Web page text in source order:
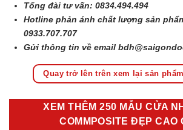
Tổng đài tư vấn: 0834.494.494
Hotline phản ánh chất lượng sản
0933.707.707
Gửi thông tin về email
Quay trở lên trên xem lại sản
XEM THÊM 250 MẪU CỬA
COMMPOSITE ĐẸP CAO